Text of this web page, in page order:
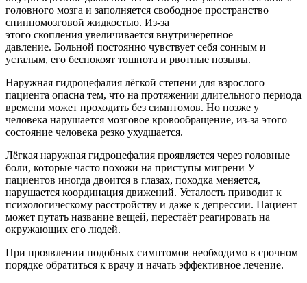
головного мозга и заполняется свободное пространство
спинномозговой жидкостью. Из-за
этого скопления увеличивается внутричерепное
давление. Больной постоянно чувствует себя сонным и
усталым, его беспокоят тошнота и рвотные позывы.
Наружная гидроцефалия лёгкой степени для взрослого
пациента опасна тем, что на протяжении длительного периода
времени может проходить без симптомов. Но позже у
человека нарушается мозговое кровообращение, из-за этого
состояние человека резко ухудшается.
Лёгкая наружная гидроцефалия проявляется через головные
боли, которые часто похожи на приступы мигрени У
пациентов иногда двоится в глазах, походка меняется,
нарушается координация движений. Усталость приводит к
психологическому расстройству и даже к депрессии. Пациент
может путать название вещей, перестаёт реагировать на
окружающих его людей.
При проявлении подобных симптомов необходимо в срочном
порядке обратиться к врачу и начать эффективное лечение.